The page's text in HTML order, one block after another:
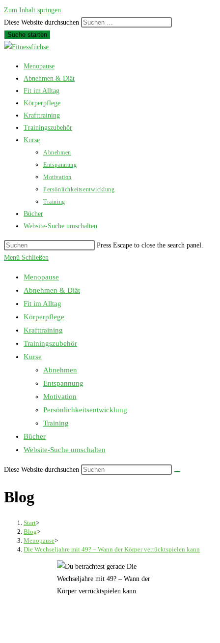
Zum Inhalt springen
Diese Website durchsuchen
Suche starten
Menopause
Abnehmen & Diät
Fit im Alltag
Körperpflege
Krafttraining
Trainingszubehör
Kurse
Abnehmen
Entspannung
Motivation
Persönlichkeitsentwicklung
Training
Bücher
Website-Suche umschalten
Press Escape to close the search panel.
Menü Schließen
Menopause
Abnehmen & Diät
Fit im Alltag
Körperpflege
Krafttraining
Trainingszubehör
Kurse
Abnehmen
Entspannung
Motivation
Persönlichkeitsentwicklung
Training
Bücher
Website-Suche umschalten
Diese Website durchsuchen
Blog
Start>
Blog>
Menopause>
Die Wechseljahre mit 49? – Wann der Körper verrücktspielen kann